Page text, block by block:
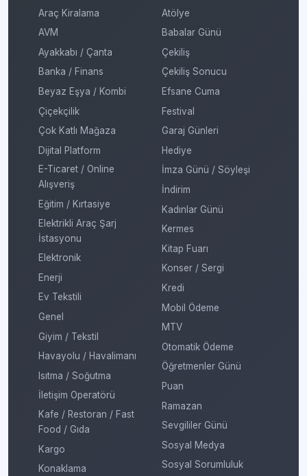
Araç Kiralama
AVM
Ayakkabı / Çanta
Banka / Finans
Beyaz Eşya / Kombi
Çiçekçilik
Çok Katlı Mağaza
Dijital Platform
E-Ticaret / Online
Alışveriş
Eğitim / Kırtasiye
Elektrikli Araç Şarj
İstasyonu
Elektronik
Enerji
Ev Tekstili
Genel
Giyim / Tekstil
Havayolu / Havalimanı
Isıtma / Soğutma
İletişim Operatörü
Kafe / Restoran / Fast
Food / Gıda
Kargo
Konaklama
Atölye
Babalar Günü
Çekiliş
Çekiliş Sonucu
Efsane Cuma
Festival
Garaj Günleri
Hediye
İmza Günü / Söyleşi
İndirim
Kadınlar Günü
Kermes
Kitap Fuarı
Konser / Sergi
Kredi
Mobil Ödeme
MTV
Otomatik Ödeme
Öğretmenler Günü
Puan
Ramazan
Sevgililer Günü
Sosyal Medya
Sosyal Sorumluluk